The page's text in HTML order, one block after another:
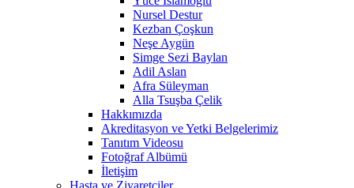
Nursel Destur
Kezban Çoşkun
Neşe Aygün
Simge Sezi Baylan
Adil Aslan
Afra Süleyman
Alla Tsuşba Çelik
Hakkımızda
Akreditasyon ve Yetki Belgelerimiz
Tanıtım Videosu
Fotoğraf Albümü
İletişim
Hasta ve Ziyaretçiler